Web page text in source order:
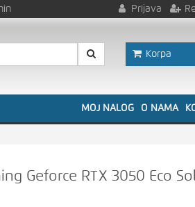
Prijava
Korpa
MOJ NALOG O NAMA
Geforce RTX 3050 Eco